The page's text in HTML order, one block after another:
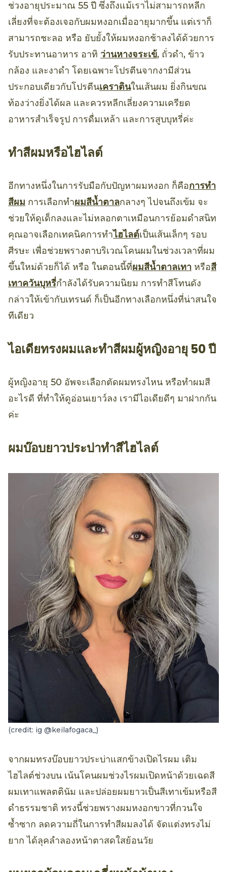
ช่วงอายุประมาณ 55 ปี ซึ่งถึงแม้เราไม่สามารถหลีก
เลี่ยงที่จะต้องเจอกับผมหงอกเมื่ออายุมากขึ้น แต่เราก็
สามารถชะลอ หรือ ยับยั้งให้ผมหงอกช้าลงได้ด้วยการ
รับประทานอาหาร อาทิ ว่านหางจระเข้, ถั่วดำ, ข้าว
กล้อง และงาดำ โดยเฉพาะโปรตีนจากงามีส่วน
ประกอบเดียวกับโปรตีนเคราตินในเส้นผม ยิ่งกินขณ
ท้องว่างยิ่งได้ผล และควรหลีกเลี่ยงความเครียด
อาหารสำเร็จรูป การดื่มเหล้า และการสูบบุหรี่ค่ะ
ทำสีผมหรือไฮไลต์
อีกทางหนึ่งในการรับมือกับปัญหาผมหงอก ก็คือการทำ
สีผม การเลือกทำผมสีน้ำตาลกลางๆ ไปจนถึงเข้ม จะ
ช่วยให้ดูเด็กลงและไม่หลอกตาเหมือนการย้อมดำสนิท
คุณอาจเลือกเทคนิคการทำไฮไลต์เป็นเส้นเล็กๆ รอบ
ศีรษะ เพื่อช่วยพรางตาบริเวณโคนผมในช่วงเวลาที่ผม
ขึ้นใหม่ด้วยก็ได้ หรือ ในตอนนี้ที่ผมสีน้ำตาลเทา หรือสี
เทาควันบุหรี่กำลังได้รับความนิยม การทำสีโทนดัง
กล่าวให้เข้ากับเทรนด์ ก็เป็นอีกทางเลือกหนึ่งที่น่าสนใจ
ทีเดียว
ไอเดียทรงผมและทำสีผมผู้หญิงอายุ 50 ปี
ผู้หญิงอายุ 50 อัพจะเลือกตัดผมทรงไหน หรือทำผมสี
อะไรดี ที่ทำให้ดูอ่อนเยาว์ลง เรามีไอเดียดีๆ มาฝากกัน
ค่ะ
ผมบ๊อบยาวประบ่าทำสีไฮไลต์
(credit: ig @keilafogaca_)
จากผมทรงบ๊อบยาวประบ่าแสกข้างเปิดไรผม เติม
ไฮไลต์ช่วงบน เน้นโคนผมช่วงไรผมเปิดหน้าด้วยเฉดสี
ผมเทาแพลตตินัม และปล่อยผมยาวเป็นสีเทาเข้มหรือสี
ดำธรรมชาติ ทรงนี้ช่วยพรางผมหงอกขาวที่กวนใจ
ซ้ำซาก ลดความถี่ในการทำสีผมลงได้ จัดแต่งทรงไม่
ยาก ได้ลุคลำลองหน้าตาสดใสย้อนวัย